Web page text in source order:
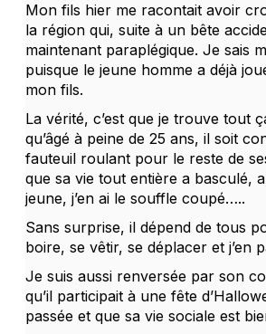
Mon fils hier me racontait avoir
la région qui, suite à un bête
maintenant paraplégique. Je sais
puisque le jeune homme a déjà
mon fils.
La vérité, c’est que je trouve tout
qu’âgé à peine de 25 ans, il soit
fauteuil roulant pour le reste de
que sa vie tout entière a basculé,
jeune, j’en ai le souffle coupé…..
Sans surprise, il dépend de tous
boire, se vêtir, se déplacer et j’en
Je suis aussi renversée par son
qu’il participait à une fête
passée et que sa vie sociale est